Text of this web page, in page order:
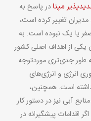
مپنادر پاسخ به
تغییر کرده‌ است،
یا یک نبوده است. به
یکی از اهداف اصلی کشور
طور جدی‌تری موردتوجه
انرژی و انرژی‌های
است. همچنین،
آبی نیز در دستور کار
اقدامات پیشگیرانه در